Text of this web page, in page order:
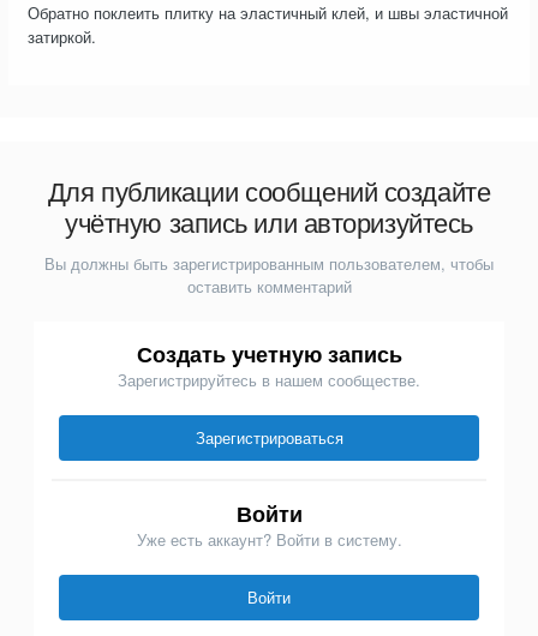
Обратно поклеить плитку на эластичный клей, и швы эластичной
затиркой.
Для публикации сообщений создайте
учётную запись или авторизуйтесь
Вы должны быть зарегистрированным пользователем, чтобы
оставить комментарий
Создать учетную запись
Зарегистрируйтесь в нашем сообществе.
Зарегистрироваться
Войти
Уже есть аккаунт? Войти в систему.
Войти